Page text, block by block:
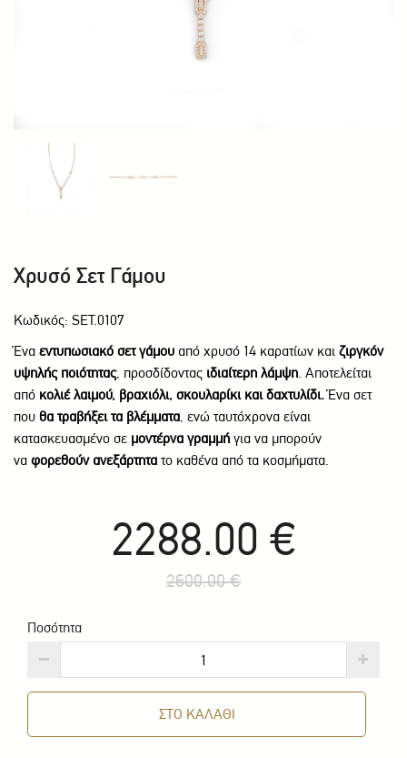
Χρυσό Σετ Γάμου
Κωδικός: SET.0107
Ένα εντυπωσιακό σετ γάμου από χρυσό 14 καρατίων και ζιργκόν
υψηλής ποιότητας, προσδίδοντας ιδιαίτερη λάμψη . Αποτελείται
από κολιέ λαιμού, βραχιόλι, σκουλαρίκι και δαχτυλίδι.Ένα σετ
που θα τραβήξει τα βλέμματα , ενώ ταυτόχρονα είναι
κατασκευασμένο σε μοντέρνα γραμμή για να μπορούν
να φορεθούν ανεξάρτητα το καθένα από τα κοσμήματα.
2288.00 €
2600.00 €
Ποσότητα
ΣΤΟ ΚΑΛΑΘΙ